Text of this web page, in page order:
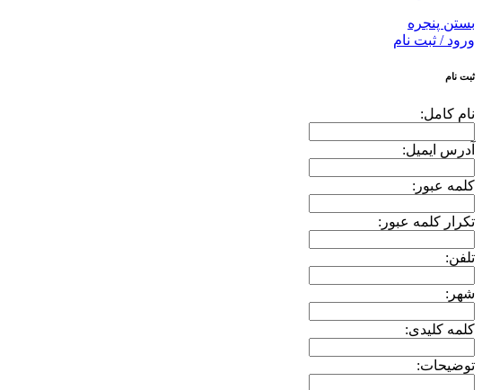
بستن پنجره
ورود / ثبت نام
ثبت نام
نام کامل:
آدرس ایمیل:
کلمه عبور:
تکرار کلمه عبور:
تلفن:
شهر:
کلمه کلیدی:
توضیحات: